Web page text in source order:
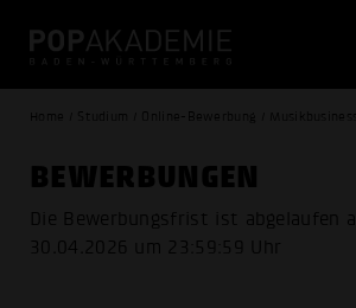
Home / Studium / Online-Bewerbung / Musikbusiness
BEWERBUNGEN
Die Bewerbungsfrist ist abgelaufen
30.04.2026 um 23:59:59 Uhr